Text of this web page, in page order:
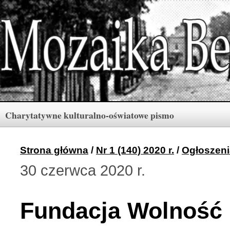
Charytatywne kulturalno-oświatowe pismo
Rubryki
Berdyczów w kronikach
Numery
1 (164) 2026 r. (10)
Menu
Polski informator
Strona główna / Nr 1 (140) 2020 r. /
30 czerwca 2020 r.
Fundacja